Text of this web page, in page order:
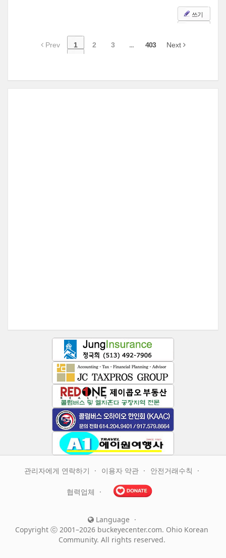
쓰기
Prev 1 2 3 ... 403 Next
관리자에게 연락하기 이용자 약관 안전거래수칙
협력업체
Language
Copyright ⓒ 2001–2026 buckeyecenter.com. Ohio Korean
Community. All rights reserved.